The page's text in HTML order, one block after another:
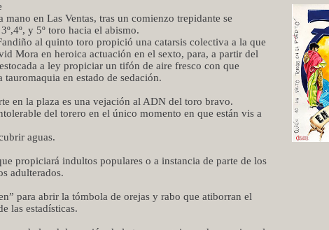
mano en Las Ventas, tras un comienzo trepidante se
y 5º toro hacia el abismo.
al quinto toro propició una catarsis colectiva a la que
Mora en heroica actuación en el sexto, para, a partir del
a ley propiciar un tifón de aire fresco con que
en estado de sedación.
en la plaza es una vejación al ADN del toro bravo.
del torero en el único momento en que están vis a
aguas.
propiciará indultos populares o a instancia de parte de los
adulterados.
para abrir la tómbola de orejas y rabo que atiborran el
las estadísticas.